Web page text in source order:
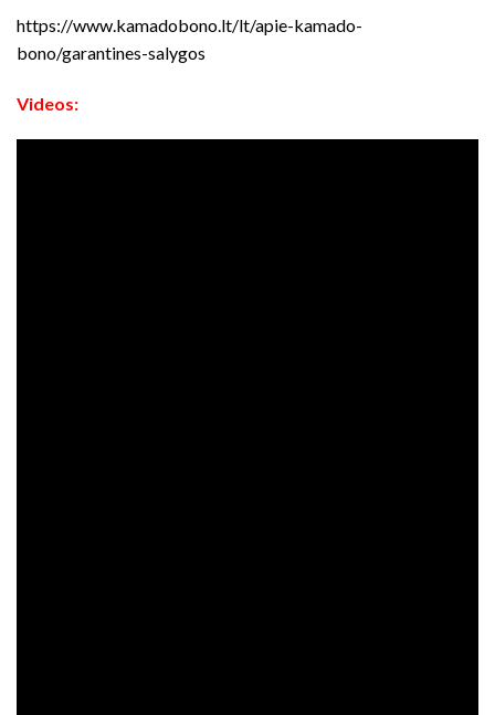
https://www.kamadobono.lt/lt/apie-kamado-
bono/garantines-salygos
Videos: